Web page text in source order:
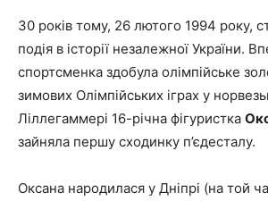
30 років тому, 26 лютого 1994 року,
подія в історії незалежної України.
спортсменка здобула олімпійське
зимових Олімпійських іграх у
Ліллегаммері 16-річна фігуристка
зайняла першу сходинку п’єдесталу.
Оксана народилася у Дніпрі (на той